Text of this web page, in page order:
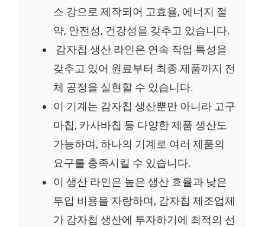
스 강으로 제작되어 고효율, 에너지 절
약, 안전성, 건강성을 갖추고 있습니다.
감자칩 생산 라인은 연속 작업 특성을
갖추고 있어 원료부터 최종 제품까지 전
체 공정을 실현할 수 있습니다.
이 기계는 감자칩 생산뿐만 아니라 고구
마칩, 카사바칩 등 다양한 제품 생산도
가능하며, 하나의 기계로 여러 제품의
요구를 충족시킬 수 있습니다.
이 생산 라인은 높은 생산 효율과 낮은
투입 비용을 자랑하며, 감자칩 제조업체
가 감자칩 생산에 투자하기에 최적의 선